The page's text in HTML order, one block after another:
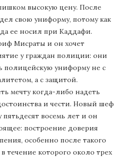
высокую цену. После
свою униформу, потому как
ее носил при Каддафи.
Мисраты и он хочет
у граждан полиции: они
полицейскую униформу не с
а с защитой.
мечту когда-либо надеть
и чести. Новый шеф
восемь лет и он
построение доверия
особенно после такого
течение которого около трех